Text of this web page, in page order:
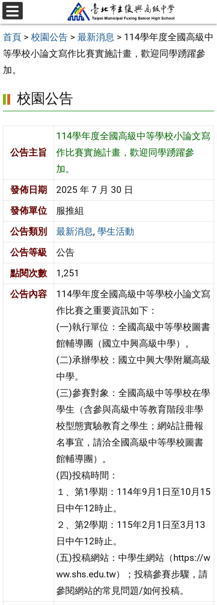
跳
至
主
要
內
區
選
單
首頁 > 校園公告 > 最新消息 > 114學年度全國高級中
等學校小論文寫作比賽實施計畫，歡迎同學踴躍參
加。
校園公告
公告主旨
114學年度全國高級中等學校小論文寫
作比賽實施計畫，歡迎同學踴躍參
加。
發佈日期
2025 年 7 月 30 日
發佈單位
服推組
公告類別
最新消息,學生活動
公告等級
公告
點閱次數
1,251
公告內容
114學年度全國高級中等學校小論文寫
作比賽之重要資訊如下：
(一)執行單位：全國高級中等學校圖書
館輔導團（國立中興高級中學）。
(二)承辦學校：國立中興大學附屬高級
中學。
(三)參賽對象：全國高級中等學校在學
學生（含參與高級中等教育階段非學
校型態實驗教育之學生；網站註冊報
名事宜，請洽全國高級中等學校圖書
館輔導團）。
(四)投稿時間：
１、第1學期：114年9月1日至10月15
日中午12時止。
２、第2學期：115年2月1日至3月13
日中午12時止。
(五)投稿網站：中學生網站（https://w
ww.shs.edu.tw）；投稿參賽步驟，請
參閱網站的常見問題/如何投稿。